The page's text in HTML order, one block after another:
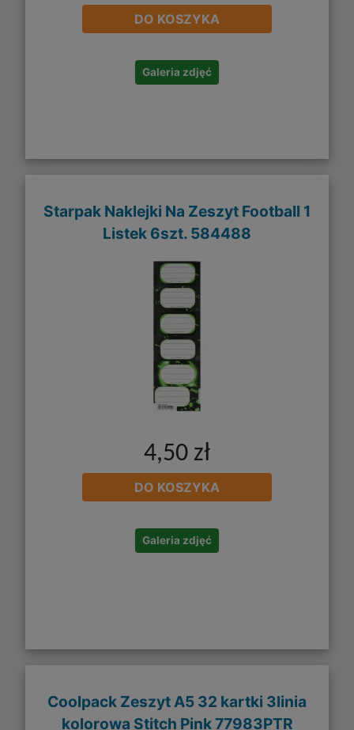
DO KOSZYKA
Galeria zdjęć
Starpak Naklejki Na Zeszyt Football 1
Listek 6szt. 584488
4,50 zł
DO KOSZYKA
Galeria zdjęć
Coolpack Zeszyt A5 32 kartki 3linia
kolorowa Stitch Pink 77983PTR